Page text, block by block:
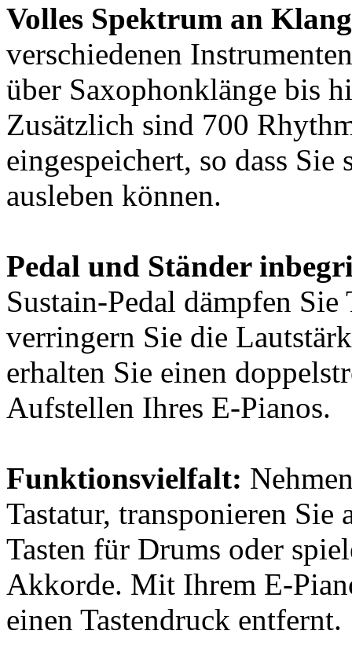
Volles Spektrum an
verschiedenen
über Saxophonklänge bis
Zusätzlich sind 700
eingespeichert, so dass
ausleben können.
Pedal und Ständer
Sustain-Pedal dämpfen
verringern Sie die
erhalten Sie einen
Aufstellen Ihres E-Pianos.
Funktionsvielfalt:
Tastatur, transponieren Sie
Tasten für Drums oder
Akkorde. Mit Ihrem E-
einen Tastendruck entfernt.